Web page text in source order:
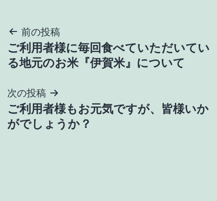
投
稿
ビ
ゲ
前の投稿
ご利用者様に毎回食べていただいてい
る地元のお米『伊賀米』について
次の投稿
ご利用者様もお元気ですが、皆様いか
がでしょうか？